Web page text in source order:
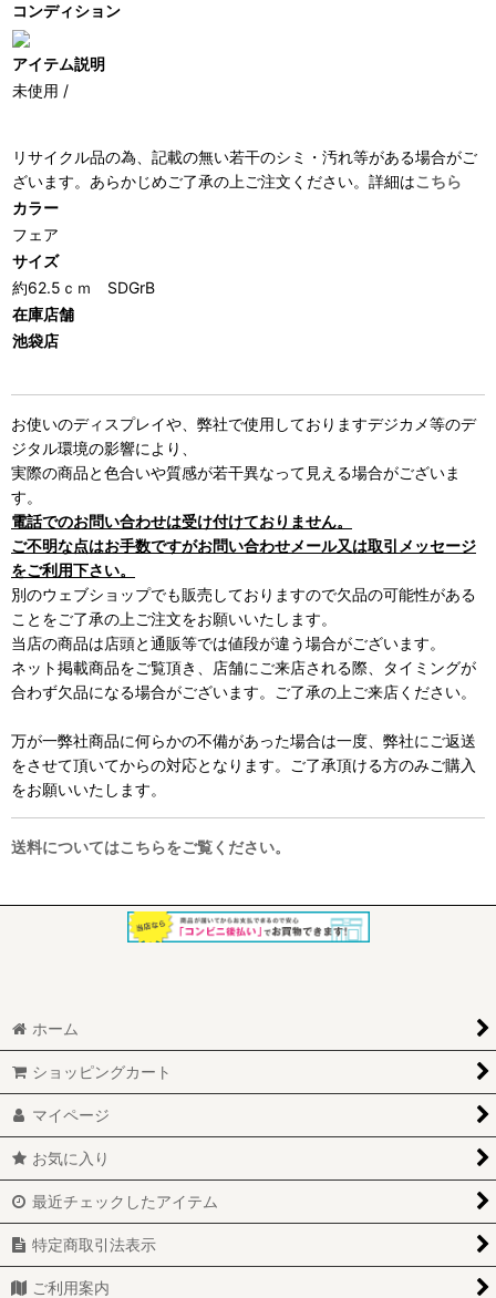
コンディション
アイテム説明
未使用 /
リサイクル品の為、記載の無い若干のシミ・汚れ等がある場合がご
ざいます。あらかじめご了承の上ご注文ください。詳細はこちら
カラー
フェア
サイズ
約62.5ｃｍ SDGrB
在庫店舗
池袋店
お使いのディスプレイや、弊社で使用しておりますデジカメ等のデ
ジタル環境の影響により、
実際の商品と色合いや質感が若干異なって見える場合がございま
す。
電話でのお問い合わせは受け付けておりません。
ご不明な点はお手数ですがお問い合わせメール又は取引メッセージ
をご利用下さい。
別のウェブショップでも販売しておりますので欠品の可能性がある
ことをご了承の上ご注文をお願いいたします。
当店の商品は店頭と通販等では値段が違う場合がございます。
ネット掲載商品をご覧頂き、店舗にご来店される際、タイミングが
合わず欠品になる場合がございます。ご了承の上ご来店ください。
万が一弊社商品に何らかの不備があった場合は一度、弊社にご返送
をさせて頂いてからの対応となります。ご了承頂ける方のみご購入
をお願いいたします。
送料についてはこちらをご覧ください。
ホーム
ショッピングカート
マイページ
お気に入り
最近チェックしたアイテム
特定商取引法表示
ご利用案内